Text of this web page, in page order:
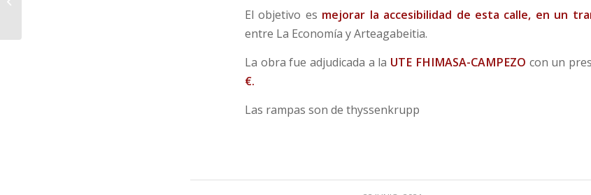
El objetivo es mejorar la accesibilidad de esta calle, en un
entre La Economía y Arteagabeitia.
La obra fue adjudicada a la UTE FHIMASA-CAMPEZO con un
€.
Las rampas son de thyssenkrupp